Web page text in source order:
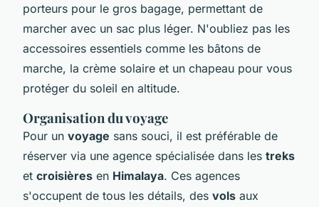
porteurs pour le gros bagage, permettant de
marcher avec un sac plus léger. N'oubliez pas les
accessoires essentiels comme les bâtons de
marche, la crème solaire et un chapeau pour vous
protéger du soleil en altitude.
Organisation du voyage
Pour un voyage sans souci, il est préférable de
réserver via une agence spécialisée dans les treks
et croisières en Himalaya. Ces agences
s'occupent de tous les détails, des vols aux